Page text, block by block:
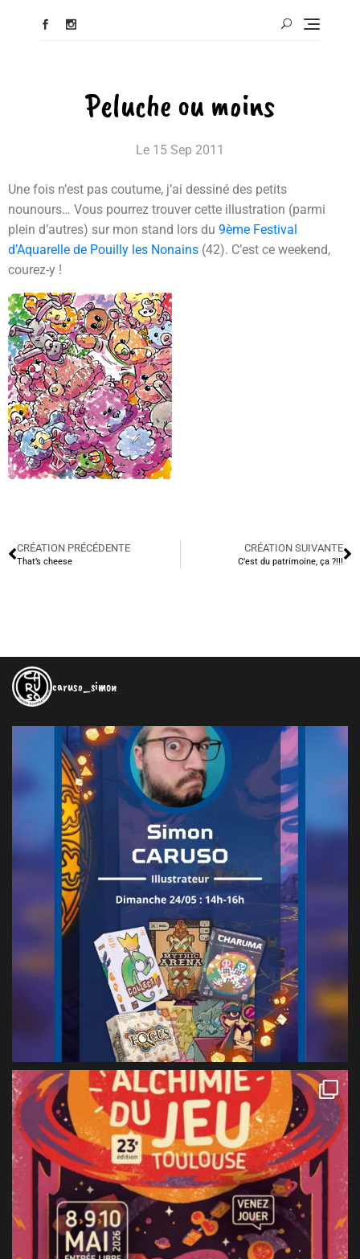
Peluche ou moins
Le 15 Sep 2011
Une fois n’est pas coutume, j’ai dessiné des petits
nounours… Vous pourrez trouver cette illustration (parmi
plein d’autres) sur mon stand lors du 9ème Festival
d’Aquarelle de Pouilly les Nonains (42). C’est ce weekend,
courez-y !
CRÉATION PRÉCÉDENTE
That’s cheese
CRÉATION SUIVANTE
C’est du patrimoine, ça ?!!!
caruso_simon